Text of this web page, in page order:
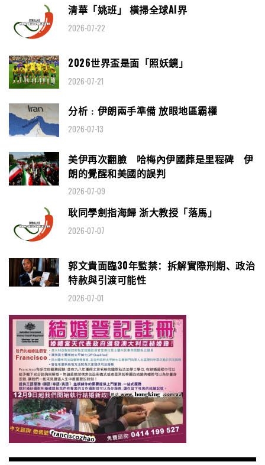
清華「姚班」 橫掃全球AI界
2026-07-22
2026世界盃是面「照妖鏡」
2026-07-21
分析﹕伊朗兩手準備 放眼地區霸權
2026-07-13
美伊再次翻臉 哈梅內伊國葬是里程碑 伊
朗的覺醒和美國的誤判
2026-07-09
耿同學劍指海歸 浙大教授「落馬」
2026-07-07
郭文貴面臨30年監禁：拆解實際刑期、政治
特赦與引渡可能性
2026-07-01